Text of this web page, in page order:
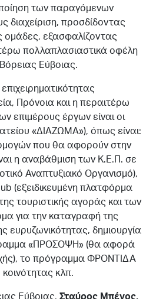
των παραγόμενων
διαχείριση, προσδίδοντας
ομάδες, εξασφαλίζοντας
πολλαπλασιαστικά οφέλη
Εύβοιας.
Πρόνοια και η περαιτέρω
επιμέρους έργων είναι οι
«ΔΙΑΖΩΜΑ»), όπως είναι:
που θα αφορούν στην
η αναβάθμιση των Κ.Ε.Π. σε
Αναπτυξιακό Οργανισμό),
(εξειδικευμένη πλατφόρμα
τουριστικής αγοράς και των
για την καταγραφή της
ευρυζωνικότητας, δημιουργία
«ΠΡΟΣΟΨΗ» (θα αφορά
το πρόγραμμα ΦΡΟΝΤΙΔΑ
κλπ.
Εύβοιας, Σταύρος Μπένος,